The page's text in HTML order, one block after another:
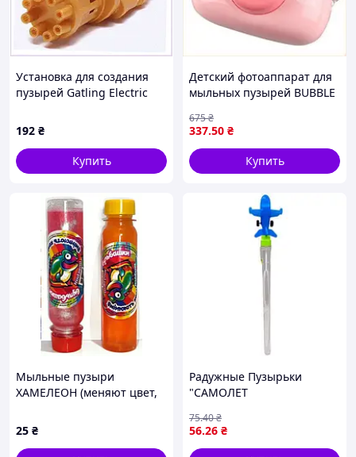
Установка для создания
пузырей Gatling Electric
192 ₴
Купить
Детский фотоаппарат для
мыльных пузырей BUBBLE
эффектами для улицы и
дома
337.50 ₴
675₴
Купить
Мыльные пузыри
ХАМЕЛЕОН (меняют цвет,
25 ₴
Радужные Пузырьки
"САМОЛЕТ
(ГОЛУБОЙ)
56.26 ₴
75.40₴